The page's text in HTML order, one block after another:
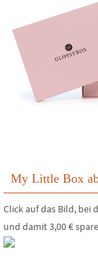
My Little Box
Click auf das Bild, bei
und damit 3,00 €